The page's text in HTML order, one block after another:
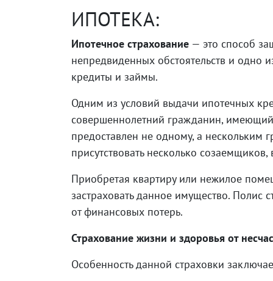
ИПОТЕКА:
Ипотечное страхование — это способ
непредвиденных обстоятельств и одно
кредиты и займы.
Одним из условий выдачи ипотечных
совершеннолетний гражданин,
предоставлен не одному, а нескольким
присутствовать несколько
Приобретая квартиру или нежилое
застраховать данное имущество. Полис
от финансовых потерь.
Страхование жизни и здоровья от
Особенность данной страховки